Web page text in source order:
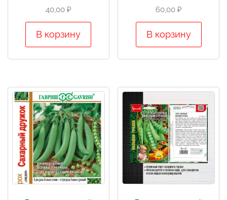
40,00 ₽
В корзину
60,00 ₽
В корзину